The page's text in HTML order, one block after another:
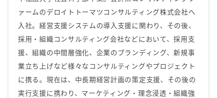
ァームのデロイトトーマツコンサルティング株式会社へ
入社。経営支援システムの導入支援に関わり、その後、
採用・組織コンサルティング会社などにおいて、採用支
援、組織の中間層強化、企業のブランディング、新規事
業立ち上げなど様々なコンサルティングやプロジェクト
に携る。現在は、中長期経営計画の策定支援、その後の
実行支援に携わり、マーケティング・理念浸透・組織強